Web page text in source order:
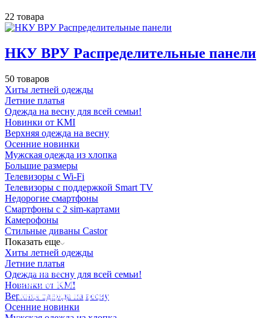
22 товара
НКУ ВРУ Распределительные панели
50 товаров
Хиты летней одежды
Летние платья
Одежда на весну для всей семьи!
Новинки от KMI
Верхняя одежда на весну
Осенние новинки
Мужская одежда из хлопка
Большие размеры
Телевизоры с Wi-Fi
Телевизоры с поддержкой Smart TV
Недорогие смартфоны
Смартфоны с 2 sim-картами
Камерофоны
Стильные диваны Castor
Показать еще
Хиты летней одежды
Летние платья
Одежда на весну для всей семьи!
Новинки от KMI
Верхняя одежда на весну
Осенние новинки
Освещение
Здания префектуры ТиНАО
Освещение
Калужский завод путевых машин и гидроприводов
Освещение
СТРОИТЕЛЬНЫЙ ГИПЕРМАРКЕТ «ЛЕРУА
МЕРЛЕН»
Освещение
Железнодорожный вокзал Арзамас-1